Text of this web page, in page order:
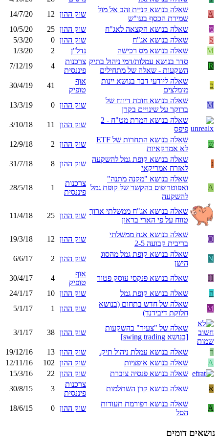
A
שאלה בנושא קניית זהב אל מול
שמירת הכסף בעו"ש
שוק ההון 12
14/7/20
מ
שאלה בנושא הקצאה לאג"ח שוק ההון 25
10/5/20
S
שאלה בנושא אג"ח שוק ההון 0
5/3/20
M
שאלה בנושא מס רכישה נדל"ן 2
1/3/20
R
סדר בנושא עמלות/דמי ניהול בתיק
השקעות - שאלה של מתחילים
צרכנות
פיננסית
4
7/12/19
כ
שאלה ליודעי דבר בנושא יינות
מומלצים
אוף
טופיק
41
30/4/19
M
שאלה בנושא חובת דיווח של
ברוקר על שינויים בקרן
שוק ההון 0
13/3/19
שאלה בנושא המרת מט"ח - 2
פיפס
שוק ההון 11
3/10/18
ש
שאלה בנושא התחרות של ETF
לא אמרקאיות
שוק ההון 2
12/9/18
נ
שאלה בנושא קופת גמל להשקעה
לאזרח אמריקאי
שוק ההון 8
31/7/18
A
שאלה בנושא "מקנה מתנה"
ואפוטרופוס בהקשר של קופת גמל
להשקעה
צרכנות
פיננסית
1
28/5/18
שאלה בנושא אג"ח ממשלתי ארוך
טווח על פי הארי בראון
שוק ההון 25
11/4/18
O
שאלה בנושא אגח ממשלתי
בריבית קבועה 2-5
שוק ההון 12
19/3/18
N
שאלה בנושא קופת גמל מהסוג
הישן
שוק ההון 2
6/6/17
H שאלה בנושא פנקסי עוסק פטור
אוף
טופיק
4
30/4/17
ה
שאלה בנושא קופת גמל שוק ההון 10
24/1/17
M
שאלה של חדש בתחום (בנושא
חלוקת דיבידנד)
שוק ההון 1
5/1/17
שאלה של "צעיר" בהשקעות
[בנושא swing trading]
שוק ההון 38
3/1/17
ר שאלה בנושא עמלת ניהול תיק. שוק ההון 13
19/12/16
A
שאלה בנושא אופציות שוק ההון 102
12/11/16
שאלה בנושא פנסיה צוברת
שוק ההון 22
15/3/16
א
שאלה בנושא קרן השתלמות
צרכנות
פיננסית
3
30/8/15
A
שאלה בנושא רפורמת תעודות
הסל
שוק ההון 0
18/6/15
נושאים דומים